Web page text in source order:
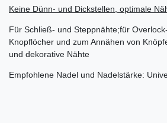
Keine Dünn- und Dickstellen, optimale
Für Schließ- und Steppnähte;für
Knopflöcher und zum Annähen von
und dekorative Nähte
Empfohlene Nadel und Nadelstärke: